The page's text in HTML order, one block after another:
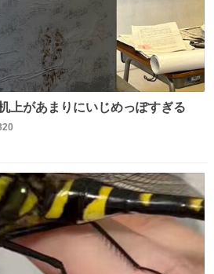
上があまりにいじめっぽすぎる